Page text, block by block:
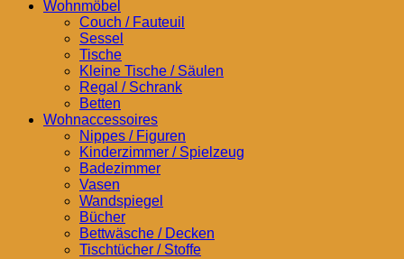
Wohnmöbel
Couch / Fauteuil
Sessel
Tische
Kleine Tische / Säulen
Regal / Schrank
Betten
Wohnaccessoires
Nippes / Figuren
Kinderzimmer / Spielzeug
Badezimmer
Vasen
Wandspiegel
Bücher
Bettwäsche / Decken
Tischtücher / Stoffe